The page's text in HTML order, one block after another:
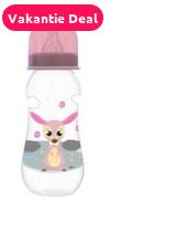
Vakantie Deal